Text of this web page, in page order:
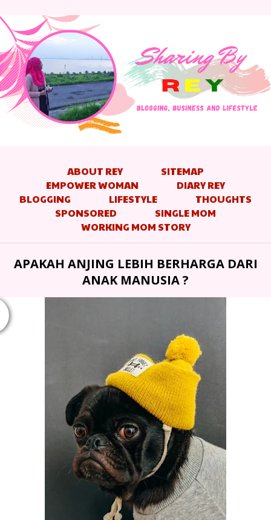
ABOUT REY
SITEMAP
EMPOWER WOMAN
DIARY REY
BLOGGING
LIFESTYLE
THOUGHTS
SPONSORED
SINGLE MOM
WORKING MOM STORY
APAKAH ANJING LEBIH BERHARGA DARI
ANAK MANUSIA ?